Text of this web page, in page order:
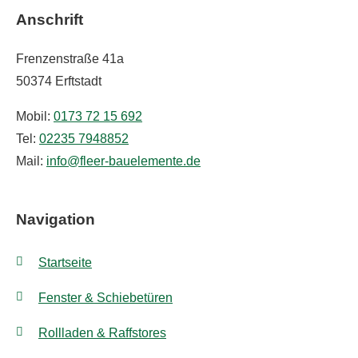
Anschrift
Frenzenstraße 41a
50374 Erftstadt
Mobil: 0173 72 15 692
Tel: 02235 7948852
Mail: info@fleer-bauelemente.de
Navigation
Startseite
Fenster & Schiebetüren
Rollladen & Raffstores